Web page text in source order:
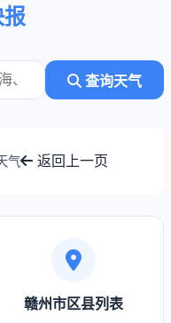
查询天气
气 返回上一页
赣州市区县列表